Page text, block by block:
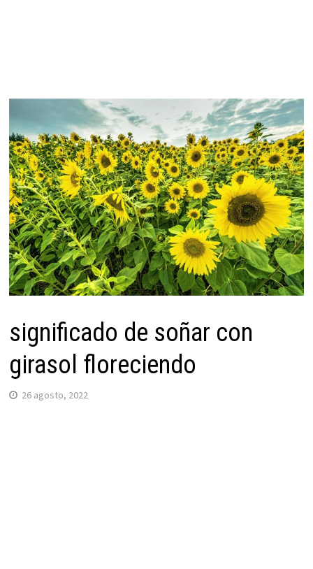
significado de soñar con
girasol floreciendo
26 agosto, 2022